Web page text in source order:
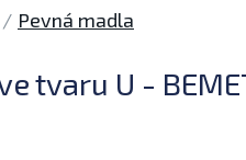
Pevná madla
U -